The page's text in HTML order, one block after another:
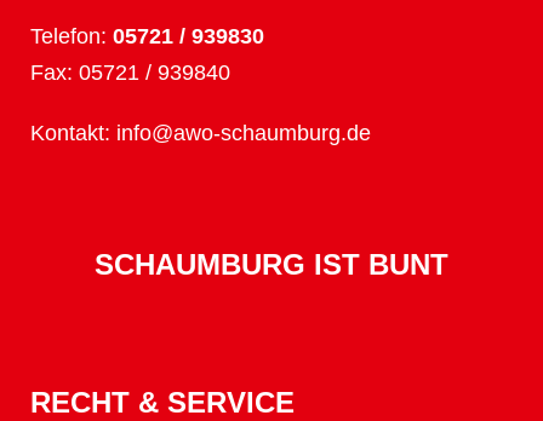
Telefon: 05721 / 939830
Fax: 05721 / 939840
Kontakt: info@awo-schaumburg.de
SCHAUMBURG IST BUNT
RECHT & SERVICE